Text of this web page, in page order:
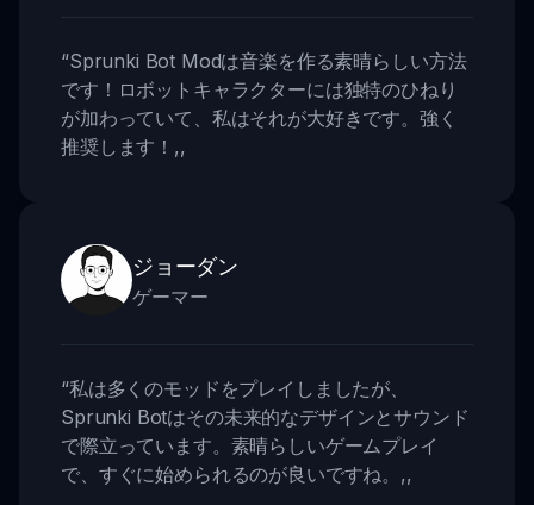
“Sprunki Bot Modは音楽を作る素晴らしい方法
です！ロボットキャラクターには独特のひねり
が加わっていて、私はそれが大好きです。強く
推奨します！ ,,
ジョーダン
ゲーマー
“私は多くのモッドをプレイしましたが、
Sprunki Botはその未来的なデザインとサウンド
で際立っています。素晴らしいゲームプレイ
で、すぐに始められるのが良いですね。 ,,